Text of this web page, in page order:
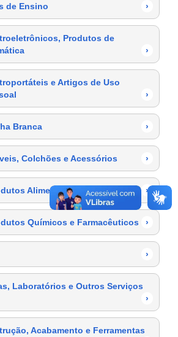
de Ensino ›
Produtos de
›
e Artigos de Uso
›
Branca ›
Colchões e Acessórios ›
Alimentícios ›
Químicos e Farmacêuticos ›
›
Laboratórios e Outros Serviços
›
Acabamento e Ferramentas